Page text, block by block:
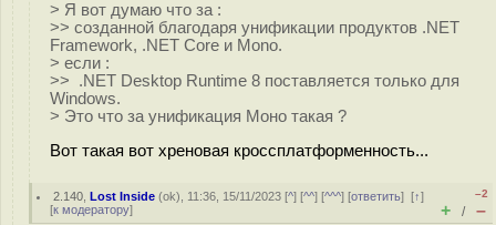
> Я вот думаю что за :
>> созданной благодаря унификации продуктов .NET
Framework, .NET Core и Mono.
> если :
>> .NET Desktop Runtime 8 поставляется только для
Windows.
> Это что за унификация Моно такая ?
Вот такая вот хреновая кроссплатформенность...
2.140 ,Lost Inside (ok), 11:36, 15/11/2023 [^] [^^] [^^^] [ответить][↑]
[к модератору]
–2
+ / –